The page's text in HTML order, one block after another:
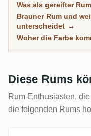
kann ein 8-jähriger
ein 20-jähriger
jeden Rum auf
Was als gereifter
Brauner Rum und
unterscheidet →
Woher die Farbe
Diese Rums
Rum-Enthusiasten,
die folgenden Rums